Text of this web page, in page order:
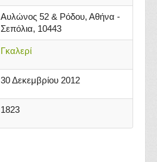
Αυλώνος 52 & Ρόδου, Αθήνα -
Σεπόλια, 10443
Γκαλερί
30 Δεκεμβρίου 2012
1823